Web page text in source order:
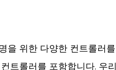
을 위한 다양한 컨트롤러
트롤러를 포함합니다. 우